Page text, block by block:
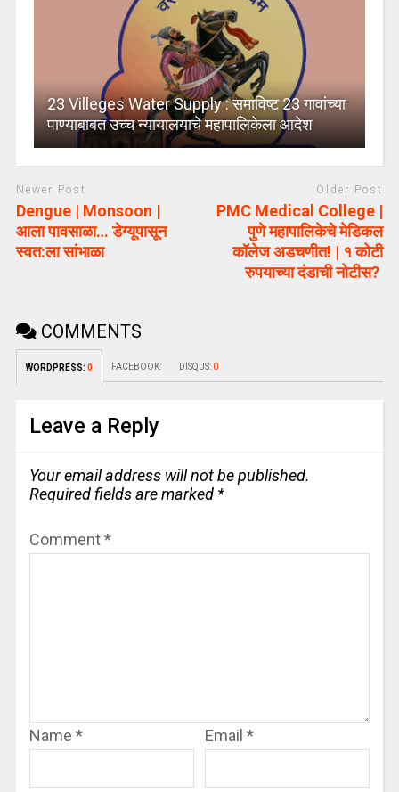
23 Villeges Water Supply : समाविष्ट 23 गावांच्या
पाण्याबाबत उच्च न्यायालयाचे महापालिकेला आदेश
Newer Post
Dengue | Monsoon |
आला पावसाळा… डेग्यूपासून
स्वत:ला सांभाळा
Older Post
PMC Medical College |
पुणे महापालिकेचे मेडिकल
कॉलेज अडचणीत! | १ कोटी
रुपयाच्या दंडाची नोटीस?
COMMENTS
WORDPRESS: 0 FACEBOOK: DISQUS: 0
Leave a Reply
Your email address will not be published.
Required fields are marked *
Comment*
Name * Email *